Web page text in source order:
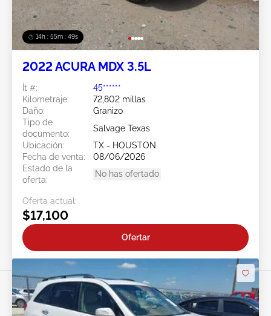
14h : 55m : 46s
2022 ACURA MDX 3.5L
Ít #:
45******
Kilometraje:
72,802 millas
Daño:
Granizo
Tipo de
documento:
Salvage Texas
Ubicación:
TX - HOUSTON
Fecha de venta:
08/06/2026
Estado de la
oferta:
No has ofertado
Oferta actual:
$17,100
Ofertar